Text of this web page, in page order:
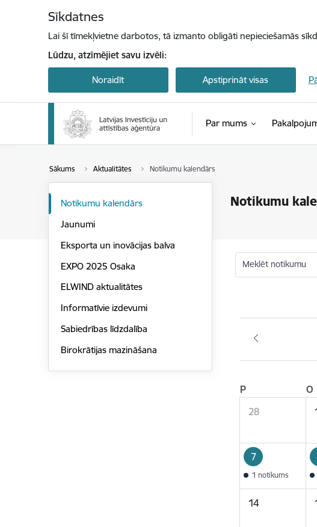
Sīkdatnes
Lai šī tīmekļvietne darbotos, tā izmanto obligāti nepieciešamās
Lūdzu, atzīmējiet savu izvēli:
Noraidīt Apstiprināt visas
Par mums
Sākums Aktualitātes Notikumu kalendārs
Notikumu
Notikumu kalendārs
Jaunumi
Eksporta un inovācijas balva
EXPO 2025 Osaka
ELWIND aktualitātes
Informatīvie izdevumi
Sabiedrības līdzdalība
Birokrātijas mazināšana
Meklēt notikumu
P O
28
7
1 notikums
14